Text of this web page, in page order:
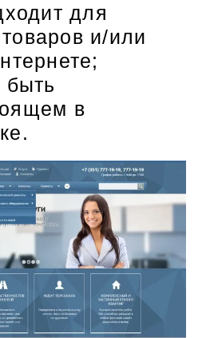
для
и/или
в